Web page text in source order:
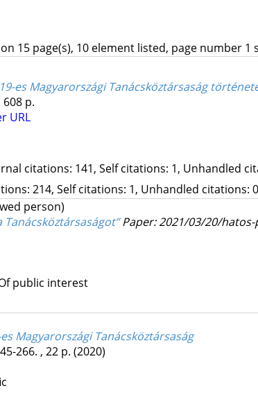
15 page(s), 10 element listed, page number 1
es Magyarországi Tanácsköztársaság
608 p.
URL
citations: 141, Self citations: 1, Unhandled
214, Self citations: 1, Unhandled citations: 0
person)
Paper: 2021/03/20/
public interest
Magyarországi Tanácsköztársaság
266. , 22 p. (2020)